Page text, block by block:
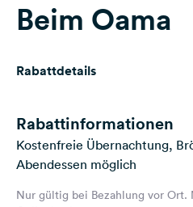
Magazin
Einloggen
Beim Oama
Rabattdetails
Rabattinformationen
Kostenfreie Übernachtung,
Abendessen möglich
Nur gültig bei Bezahlung vor